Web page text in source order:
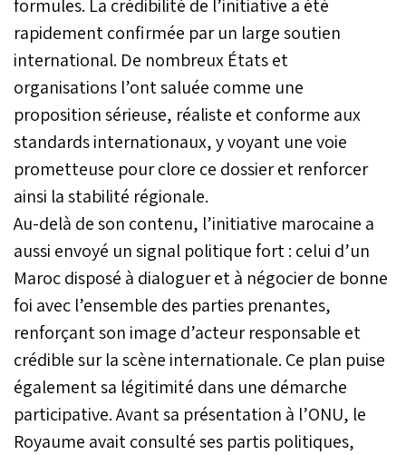
formules. La crédibilité de l’initiative a été
rapidement confirmée par un large soutien
international. De nombreux États et
organisations l’ont saluée comme une
proposition sérieuse, réaliste et conforme aux
standards internationaux, y voyant une voie
prometteuse pour clore ce dossier et renforcer
ainsi la stabilité régionale.
Au-delà de son contenu, l’initiative marocaine a
aussi envoyé un signal politique fort : celui d’un
Maroc disposé à dialoguer et à négocier de bonne
foi avec l’ensemble des parties prenantes,
renforçant son image d’acteur responsable et
crédible sur la scène internationale. Ce plan puise
également sa légitimité dans une démarche
participative. Avant sa présentation à l’ONU, le
Royaume avait consulté ses partis politiques,